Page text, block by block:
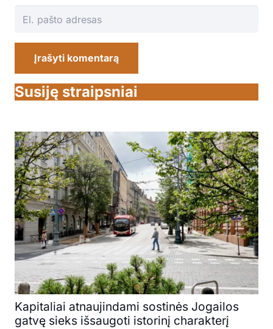
Įrašyti komentarą
Susiję straipsniai
Kapitaliai atnaujindami sostinės Jogailos
gatvę sieks išsaugoti istorinį charakterį